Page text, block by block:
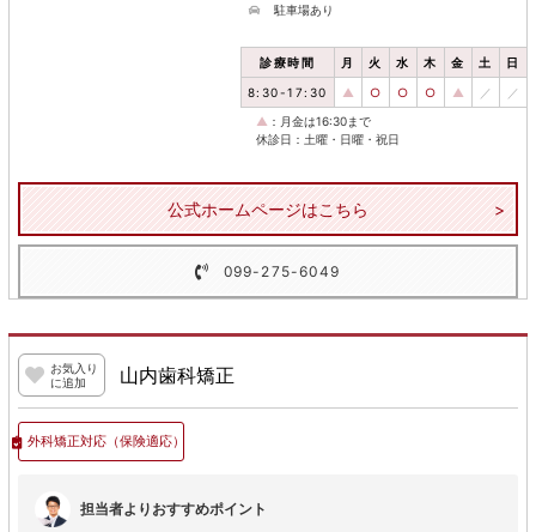
駐車場あり
診療時間 月 火 水 木 金 土 日
8:30-17:30 ▲ ○ ○ ○ ▲ ／ ／
▲ ：月金は16:30まで
休診日：土曜・日曜・祝日
公式ホームページはこちら
099-275-6049
お気入り
に追加
山内歯科矯正
外科矯正対応（保険適応）
担当者よりおすすめポイント